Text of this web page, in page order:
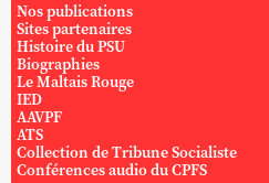
Nos publications
Sites partenaires
Histoire du PSU
Biographies
Le Maltais Rouge
IED
AAVPF
ATS
Collection de Tribune Socialiste
Conférences audio du CPFS